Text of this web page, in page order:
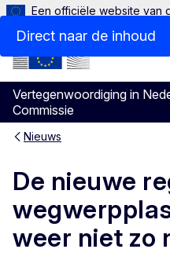
Direct naar de inhoud
Een officiële website van
Vertegenwoordiging in
Commissie
Menu
Nieuws
De nieuwe
weer niet zo